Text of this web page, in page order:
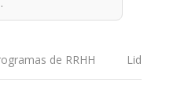
de RRHH Liderazgo